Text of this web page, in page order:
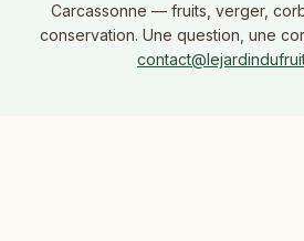
Carcassonne — fruits, verger,
conservation. Une question, une